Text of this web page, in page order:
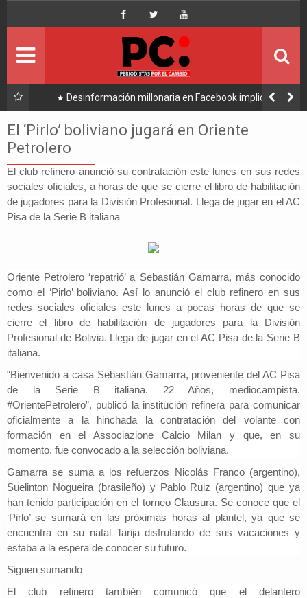
Alto
Desinformación millonaria en Facebook implica a
Manfred y golpea a Tuto y Samuel
El ‘Pirlo’ boliviano jugará en Oriente
Petrolero
El club refinero anunció su contratación este lunes en sus redes
sociales oficiales, a horas de que se cierre el libro de habilitación
de jugadores para la División Profesional. Llega de jugar en el AC
Pisa de la Serie B italiana
Oriente Petrolero ‘repatrió’ a Sebastián Gamarra, más conocido
como el ‘Pirlo’ boliviano. Así lo anunció el club refinero en sus
redes sociales oficiales este lunes a pocas horas de que se
cierre el libro de habilitación de jugadores para la División
Profesional de Bolivia. Llega de jugar en el AC Pisa de la Serie B
italiana.
“Bienvenido a casa Sebastián Gamarra, proveniente del AC Pisa
de la Serie B italiana. 22 Años, mediocampista.
#OrientePetrolero”, publicó la institución refinera para comunicar
oficialmente a la hinchada la contratación del volante con
formación en el Associazione Calcio Milan y que, en su
momento, fue convocado a la selección boliviana.
Gamarra se suma a los refuerzos Nicolás Franco (argentino),
Suelinton Nogueira (brasileño) y Pablo Ruiz (argentino) que ya
han tenido participación en el torneo Clausura. Se conoce que el
‘Pirlo’ se sumará en las próximas horas al plantel, ya que se
encuentra en su natal Tarija disfrutando de sus vacaciones y
estaba a la espera de conocer su futuro.
Siguen sumando
El club refinero también comunicó que el delantero
Portada
Ultimo
Economía
Mundo
Nacional